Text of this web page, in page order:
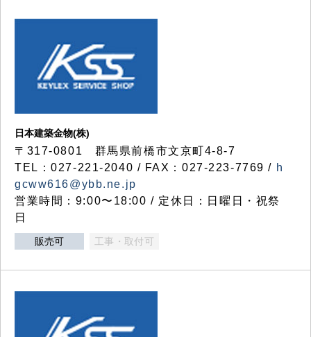
日本建築金物(株)
〒317‐0801 群馬県前橋市文京町4-8-7
TEL：027-221-2040 / FAX：027-223-7769 / h
gcww616@ybb.ne.jp
営業時間：9:00〜18:00 / 定休日：日曜日・祝祭
日
販売可 工事・取付可